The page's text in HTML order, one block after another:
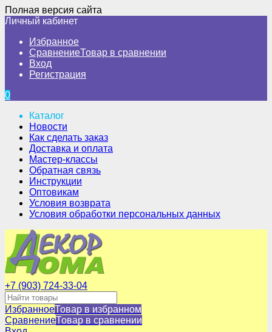
Полная версия сайта
Личный кабинет
Избранное
СравнениеТовар в сравнении
Вход
Регистрация
0
Каталог
Новости
Как сделать заказ
Доставка и оплата
Мастер-классы
Обратная связь
Инструкции
Оптовикам
Условия возврата
Условия обработки персональных данных
+7 (903) 724-33-04
ИзбранноеТовар в избранном
СравнениеТовар в сравнении